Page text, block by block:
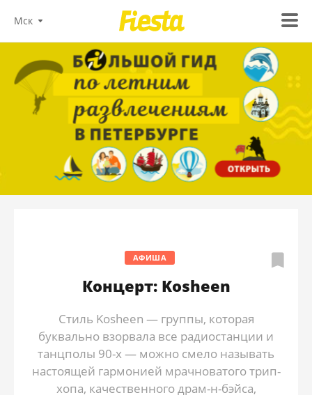
Мск
АФИША
Концерт: Kosheen
Стиль Kosheen — группы, которая
буквально взорвала все радиостанции и
танцполы 90-х — можно смело называть
настоящей гармонией мрачноватого трип-
хопа, качественного драм-н-бэйса,